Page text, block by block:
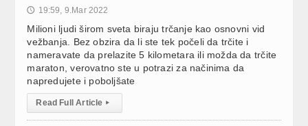
🕔 19:59, 9.Mar 2022
Milioni ljudi širom sveta biraju trčanje kao osnovni vid
vežbanja. Bez obzira da li ste tek počeli da trčite i
nameravate da prelazite 5 kilometara ili možda da trčite
maraton, verovatno ste u potrazi za načinima da
napredujete i poboljšate
Read Full Article ▸